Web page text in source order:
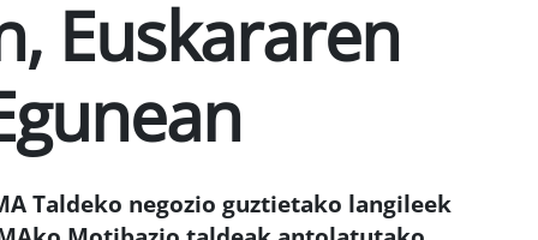
Euskararen
Taldeko negozio guztietako langileek